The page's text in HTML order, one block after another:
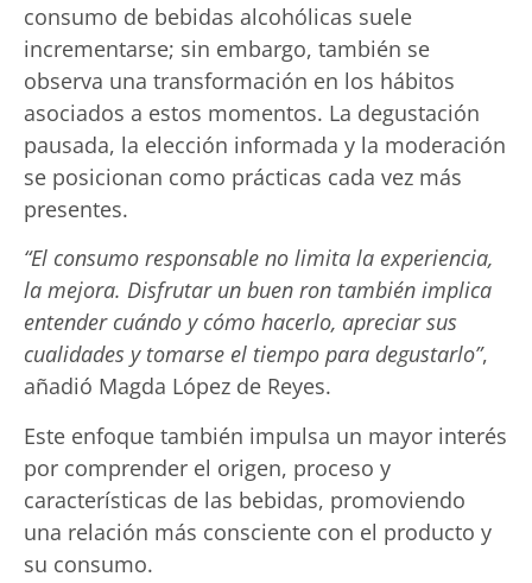
consumo de bebidas alcohólicas suele
incrementarse; sin embargo, también se
observa una transformación en los hábitos
asociados a estos momentos. La degustación
pausada, la elección informada y la moderación
se posicionan como prácticas cada vez más
presentes.
“El consumo responsable no limita la experiencia,
la mejora. Disfrutar un buen ron también implica
entender cuándo y cómo hacerlo, apreciar sus
cualidades y tomarse el tiempo para degustarlo”,
añadió Magda López de Reyes.
Este enfoque también impulsa un mayor interés
por comprender el origen, proceso y
características de las bebidas, promoviendo
una relación más consciente con el producto y
su consumo.